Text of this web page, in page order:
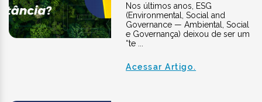
Nos últimos anos, ESG
(Environmental, Social and
Governance — Ambiental, Social
e Governança) deixou de ser um
“te ...
Acessar Artigo.